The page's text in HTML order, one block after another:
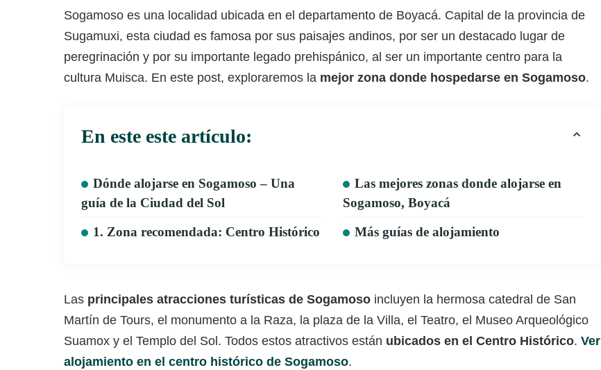
Sogamoso es una localidad ubicada en el departamento de Boyacá. Capital de la provincia de
Sugamuxi, esta ciudad es famosa por sus paisajes andinos, por ser un destacado lugar de
peregrinación y por su importante legado prehispánico, al ser un importante centro para la
cultura Muisca. En este post, exploraremos la mejor zona donde hospedarse en Sogamoso.
En este este artículo:
Dónde alojarse en Sogamoso – Una
guía de la Ciudad del Sol
Las mejores zonas donde alojarse en
Sogamoso, Boyacá
1. Zona recomendada: Centro Histórico
Más guías de alojamiento
Las principales atracciones turísticas de Sogamoso incluyen la hermosa catedral de San
Martín de Tours, el monumento a la Raza, la plaza de la Villa, el Teatro, el Museo Arqueológico
Suamox y el Templo del Sol. Todos estos atractivos están ubicados en el Centro Histórico. Ver
alojamiento en el centro histórico de Sogamoso.